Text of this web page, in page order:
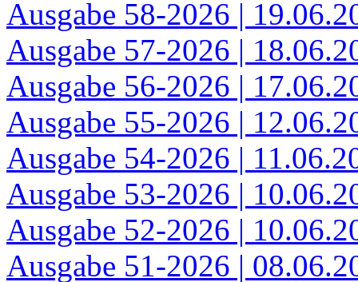
Ausgabe 58-2026 |
Ausgabe 57-2026 |
Ausgabe 56-2026 |
Ausgabe 55-2026 |
Ausgabe 54-2026 |
Ausgabe 53-2026 |
Ausgabe 52-2026 |
Ausgabe 51-2026 |